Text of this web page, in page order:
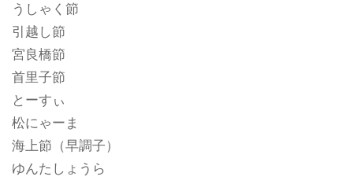
うしゃく節
引越し節
宮良橋節
首里子節
とーすぃ
松にゃーま
海上節（早調子）
ゆんたしょうら